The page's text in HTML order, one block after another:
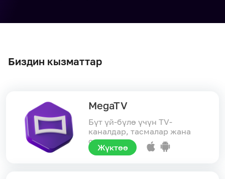
Биздин кызматтар
MegaTV
Бүт үй-бүлө үчүн TV-
каналдар, тасмалар жана
сериалдар
Жүктөө